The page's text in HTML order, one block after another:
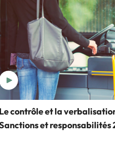
Le contrôle et la
et responsabilités